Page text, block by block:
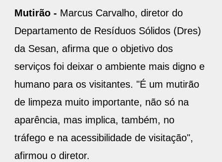
Mutirão - Marcus Carvalho, diretor do
Departamento de Resíduos Sólidos (Dres)
da Sesan, afirma que o objetivo dos
serviços foi deixar o ambiente mais digno e
humano para os visitantes. "É um mutirão
de limpeza muito importante, não só na
aparência, mas implica, também, no
tráfego e na acessibilidade de visitação",
afirmou o diretor.